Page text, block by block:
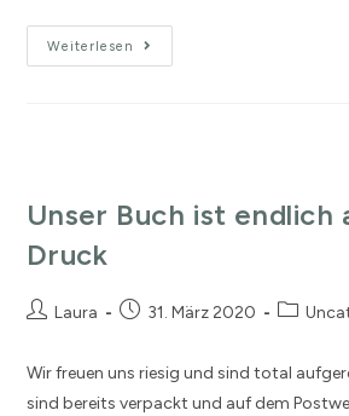
Weiterlesen
Unser Buch ist endlich
Druck
Laura 31. März 2020
Wir freuen uns riesig und sind total
sind bereits verpackt und auf dem